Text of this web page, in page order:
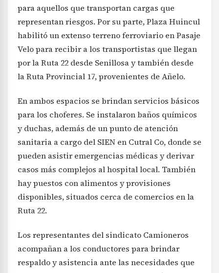
para aquellos que transportan cargas que
representan riesgos. Por su parte, Plaza Huincul
habilitó un extenso terreno ferroviario en Pasaje
Velo para recibir a los transportistas que llegan
por la Ruta 22 desde Senillosa y también desde
la Ruta Provincial 17, provenientes de Añelo.
En ambos espacios se brindan servicios básicos
para los choferes. Se instalaron baños químicos
y duchas, además de un punto de atención
sanitaria a cargo del SIEN en Cutral Co, donde se
pueden asistir emergencias médicas y derivar
casos más complejos al hospital local. También
hay puestos con alimentos y provisiones
disponibles, situados cerca de comercios en la
Ruta 22.
Los representantes del sindicato Camioneros
acompañan a los conductores para brindar
respaldo y asistencia ante las necesidades que